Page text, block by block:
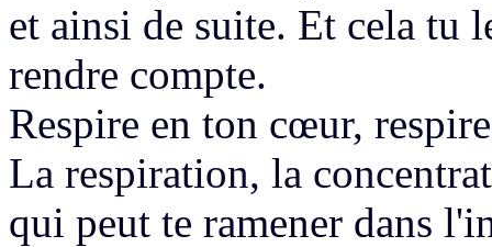
et ainsi de suite. Et cela tu
rendre compte.
Respire en ton cœur,
La respiration, la
qui peut te ramener dans